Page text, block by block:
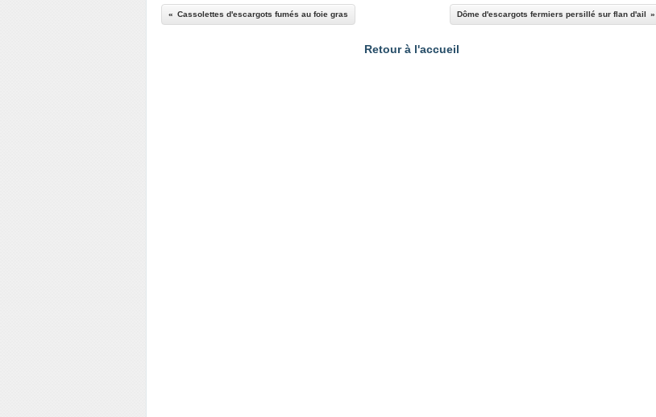
Cassolettes d'escargots fumés au foie gras Dôme d'escargots fermiers persillé sur flan d'ail
Retour à l'accueil